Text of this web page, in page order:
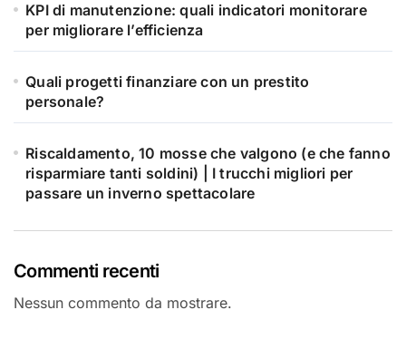
KPI di manutenzione: quali indicatori monitorare
per migliorare l’efficienza
Quali progetti finanziare con un prestito
personale?
Riscaldamento, 10 mosse che valgono (e che fanno
risparmiare tanti soldini) | I trucchi migliori per
passare un inverno spettacolare
Commenti recenti
Nessun commento da mostrare.